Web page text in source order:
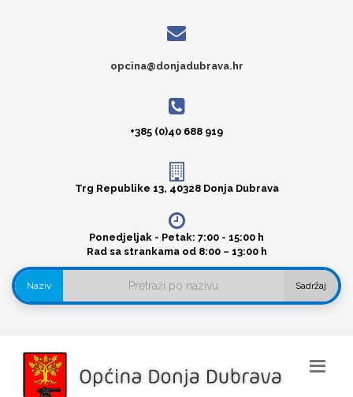
opcina@donjadubrava.hr
+385 (0)40 688 919
Trg Republike 13, 40328 Donja Dubrava
Ponedjeljak - Petak: 7:00 - 15:00 h
Rad sa strankama od 8:00 – 13:00 h
Naziv Sadržaj